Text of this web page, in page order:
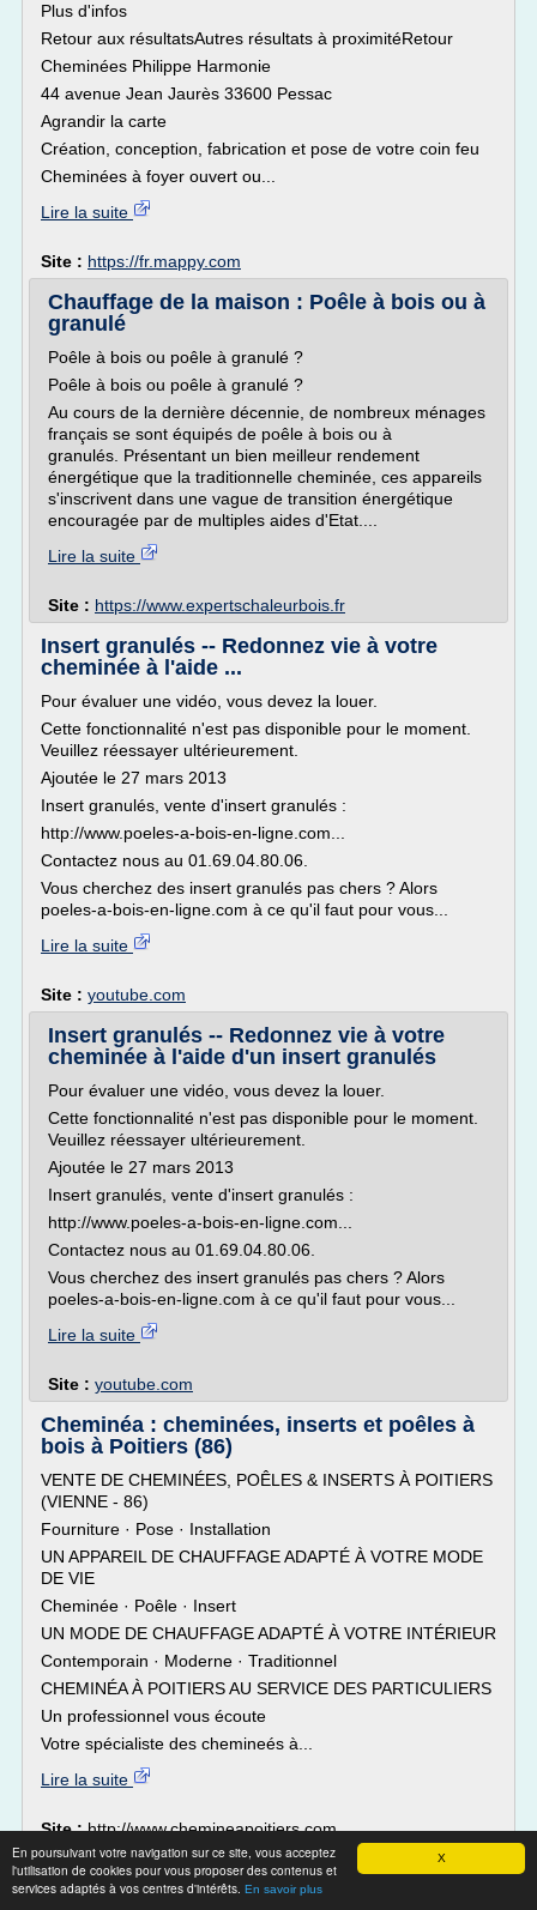
X
En poursuivant votre navigation sur ce site, vous acceptez
l'utilisation de cookies pour vous proposer des contenus et
services adaptés à vos centres d'intérêts. En savoir plus
Plus d'infos
Retour aux résultatsAutres résultats à proximitéRetour
Cheminées Philippe Harmonie
44 avenue Jean Jaurès 33600 Pessac
Agrandir la carte
Création, conception, fabrication et pose de votre coin feu
Cheminées à foyer ouvert ou...
Lire la suite
Site : https://fr.mappy.com
Chauffage de la maison : Poêle à bois ou à
granulé
Poêle à bois ou poêle à granulé ?
Poêle à bois ou poêle à granulé ?
Au cours de la dernière décennie, de nombreux ménages
français se sont équipés de poêle à bois ou à
granulés. Présentant un bien meilleur rendement
énergétique que la traditionnelle cheminée, ces appareils
s'inscrivent dans une vague de transition énergétique
encouragée par de multiples aides d'Etat....
Lire la suite
Site : https://www.expertschaleurbois.fr
Insert granulés -- Redonnez vie à votre
cheminée à l'aide ...
Pour évaluer une vidéo, vous devez la louer.
Cette fonctionnalité n'est pas disponible pour le moment.
Veuillez réessayer ultérieurement.
Ajoutée le 27 mars 2013
Insert granulés, vente d'insert granulés :
http://www.poeles-a-bois-en-ligne.com...
Contactez nous au 01.69.04.80.06.
Vous cherchez des insert granulés pas chers ? Alors
poeles-a-bois-en-ligne.com à ce qu'il faut pour vous...
Lire la suite
Site : youtube.com
Insert granulés -- Redonnez vie à votre
cheminée à l'aide d'un insert granulés
Pour évaluer une vidéo, vous devez la louer.
Cette fonctionnalité n'est pas disponible pour le moment.
Veuillez réessayer ultérieurement.
Ajoutée le 27 mars 2013
Insert granulés, vente d'insert granulés :
http://www.poeles-a-bois-en-ligne.com...
Contactez nous au 01.69.04.80.06.
Vous cherchez des insert granulés pas chers ? Alors
poeles-a-bois-en-ligne.com à ce qu'il faut pour vous...
Lire la suite
Site : youtube.com
Cheminéa : cheminées, inserts et poêles à
bois à Poitiers (86)
VENTE DE CHEMINÉES, POÊLES & INSERTS À POITIERS
(VIENNE - 86)
Fourniture · Pose · Installation
UN APPAREIL DE CHAUFFAGE ADAPTÉ À VOTRE MODE
DE VIE
Cheminée · Poêle · Insert
UN MODE DE CHAUFFAGE ADAPTÉ À VOTRE INTÉRIEUR
Contemporain · Moderne · Traditionnel
CHEMINÉA À POITIERS AU SERVICE DES PARTICULIERS
Un professionnel vous écoute
Votre spécialiste des chemineés à...
Lire la suite
Site :http://www.chemineapoitiers.com
Quel différences entre une cheminée et un
poêle ? - Nature ...